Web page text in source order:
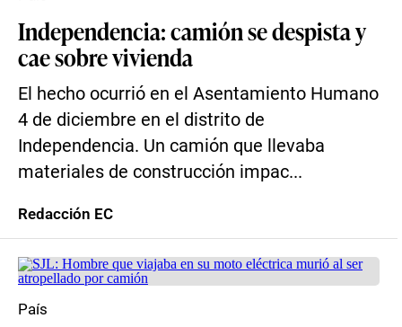
Independencia: camión se despista y
cae sobre vivienda
El hecho ocurrió en el Asentamiento Humano
4 de diciembre en el distrito de
Independencia. Un camión que llevaba
materiales de construcción impac...
Redacción EC
País